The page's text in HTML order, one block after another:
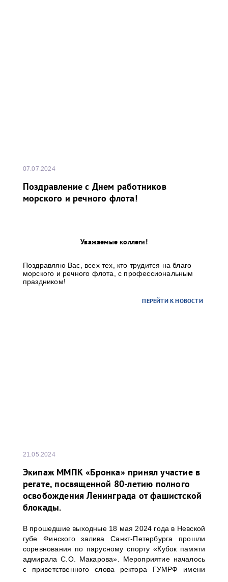
07.07.2024
Поздравление с Днем работников
морского и речного флота!
Уважаемые коллеги!
Поздравляю Вас, всех тех, кто трудится на благо
морского и речного флота, с профессиональным
праздником!
ПЕРЕЙТИ К НОВОСТИ
21.05.2024
Экипаж ММПК «Бронка» принял участие в
регате, посвященной 80-летию полного
освобождения Ленинграда от фашистской
блокады.
В прошедшие выходные 18 мая 2024 года в Невской
губе Финского залива Санкт-Петербурга прошли
соревнования по парусному спорту «Кубок памяти
адмирала С.О. Макарова». Мероприятие началось
с приветственного слова ректора ГУМРФ имени